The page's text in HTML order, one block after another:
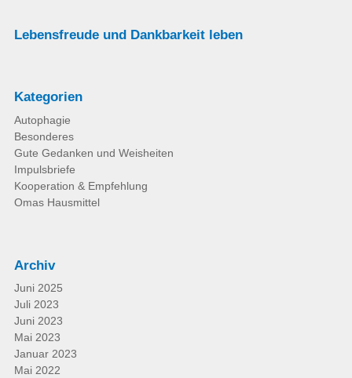
Lebensfreude und Dankbarkeit leben
Kategorien
Autophagie
Besonderes
Gute Gedanken und Weisheiten
Impulsbriefe
Kooperation & Empfehlung
Omas Hausmittel
Archiv
Juni 2025
Juli 2023
Juni 2023
Mai 2023
Januar 2023
Mai 2022